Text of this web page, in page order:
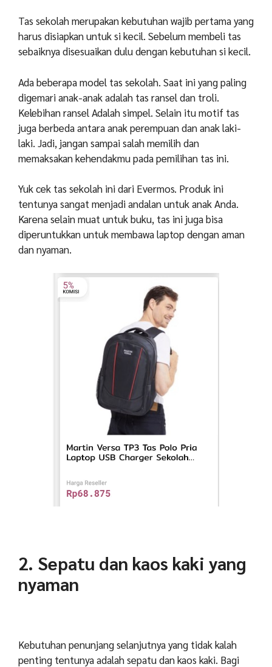
Tas sekolah merupakan kebutuhan wajib pertama yang
harus disiapkan untuk si kecil. Sebelum membeli tas
sebaiknya disesuaikan dulu dengan kebutuhan si kecil.
Ada beberapa model tas sekolah. Saat ini yang paling
digemari anak-anak adalah tas ransel dan troli.
Kelebihan ransel Adalah simpel. Selain itu motif tas
juga berbeda antara anak perempuan dan anak laki-
laki. Jadi, jangan sampai salah memilih dan
memaksakan kehendakmu pada pemilihan tas ini.
Yuk cek tas sekolah ini dari Evermos. Produk ini
tentunya sangat menjadi andalan untuk anak Anda.
Karena selain muat untuk buku, tas ini juga bisa
diperuntukkan untuk membawa laptop dengan aman
dan nyaman.
2. Sepatu dan kaos kaki yang
nyaman
Kebutuhan penunjang selanjutnya yang tidak kalah
penting tentunya adalah sepatu dan kaos kaki. Bagi